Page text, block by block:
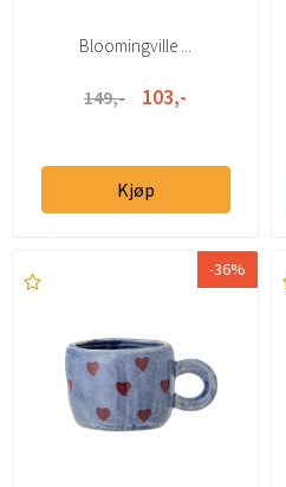
Bloomingville ...
149,- 103,-
Kjøp
-36%